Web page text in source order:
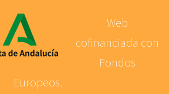
Web
cofinanciada con
Fondos
Europeos.